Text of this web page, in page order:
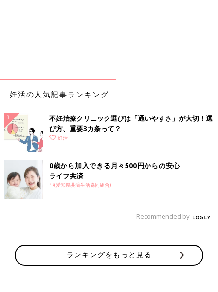
妊活の人気記事ランキング
不妊治療クリニック選びは「通いやすさ」が大切！選
び方、重要3カ条って？
妊活
0歳から加入できる月々500円からの安心
ライフ共済
PR(愛知県共済生活協同組合)
Recommended by
ランキングをもっと見る